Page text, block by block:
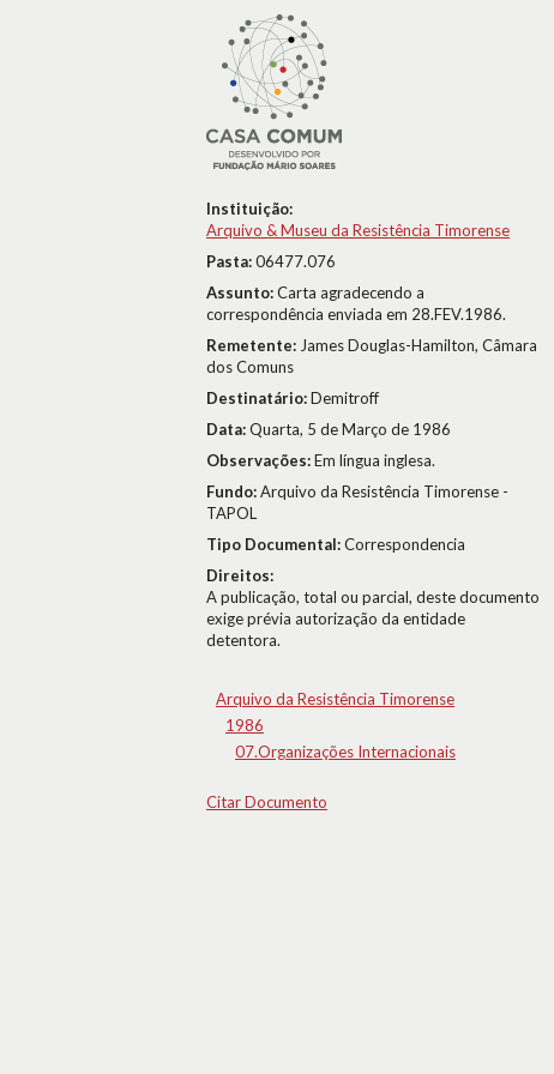
Instituição:
Arquivo & Museu da Resistência Timorense
Pasta:06477.076
Assunto:Carta agradecendo a
correspondência enviada em 28.FEV.1986.
Remetente: James Douglas-Hamilton, Câmara
dos Comuns
Destinatário:Demitroff
Data:Quarta, 5 de Março de 1986
Observações:Em língua inglesa.
Fundo:Arquivo da Resistência Timorense -
TAPOL
Tipo Documental:Correspondencia
Direitos:
A publicação, total ou parcial, deste documento
exige prévia autorização da entidade
detentora.
Arquivo da Resistência Timorense
1986
07.Organizações Internacionais
Citar Documento